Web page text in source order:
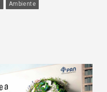
Ambiente